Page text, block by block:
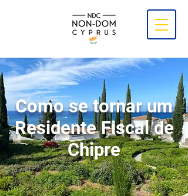
Como se tornar um
Residente Fiscal de
Chipre